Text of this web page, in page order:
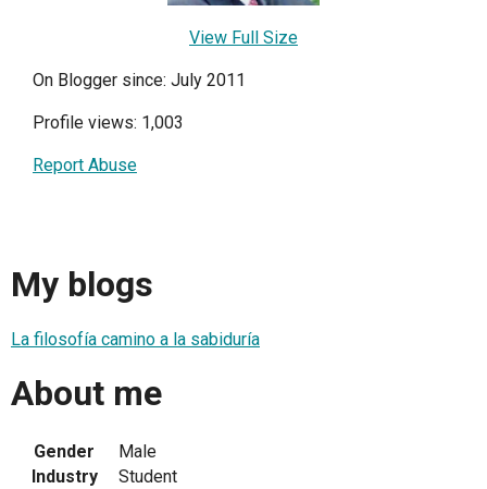
View Full Size
On Blogger since: July 2011
Profile views: 1,003
Report Abuse
My blogs
La filosofía camino a la sabiduría
About me
Gender
Male
Industry
Student